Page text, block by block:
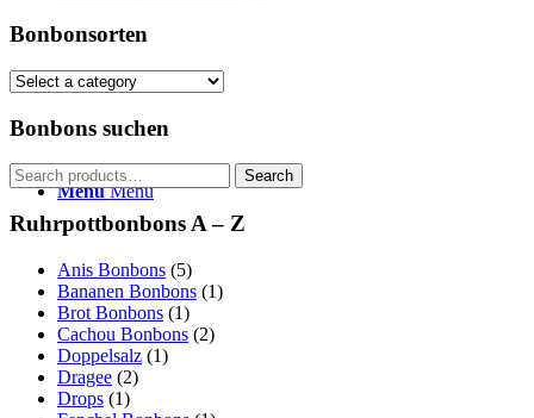
Menü Menü
Bonbonsorten
Bonbons suchen
Search
for:
Search
Ruhrpottbonbons A – Z
Anis Bonbons (5)
Bananen Bonbons (1)
Brot Bonbons (1)
Cachou Bonbons (2)
Doppelsalz (1)
Dragee (2)
Drops (1)